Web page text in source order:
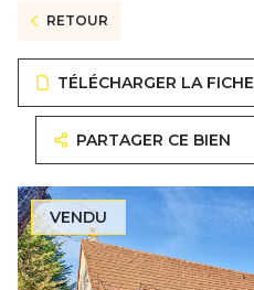
RETOUR
TÉLÉCHARGER LA FICHE
PARTAGER CE BIEN
VENDU